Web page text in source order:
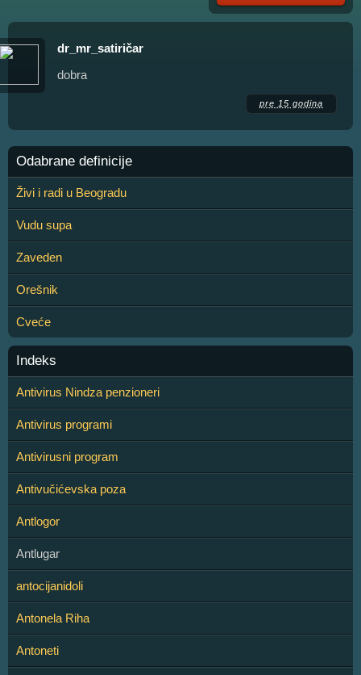
dr_mr_satiričar
dobra
pre 15 godina
Odabrane definicije
Živi i radi u Beogradu
Vudu supa
Zaveden
Orešnik
Cveće
Indeks
Antivirus Nindza penzioneri
Antivirus programi
Antivirusni program
Antivučićevska poza
Antlogor
Antlugar
antocijanidoli
Antonela Riha
Antoneti